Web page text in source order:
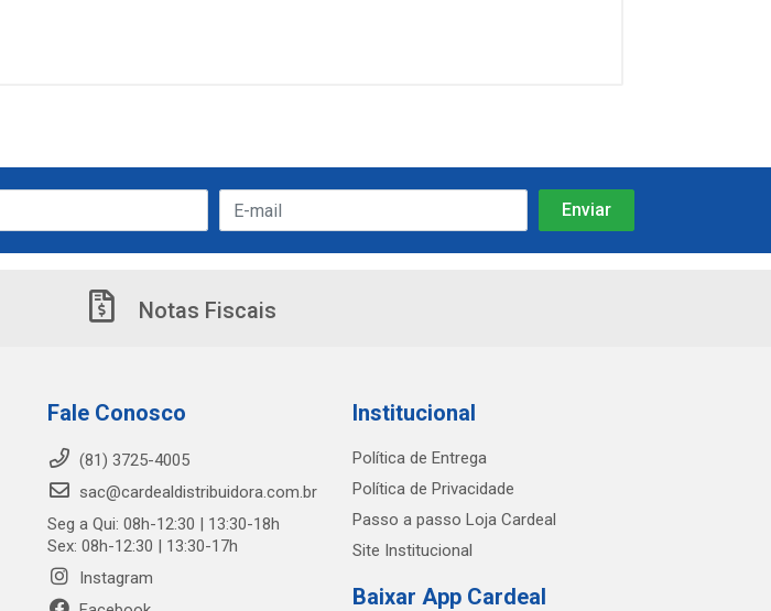
Notas Fiscais
Fale Conosco
(81) 3725-4005
sac@cardealdistribuidora.com.br
Seg a Qui: 08h-12:30 | 13:30-18h
Sex: 08h-12:30 | 13:30-17h
Instagram
Institucional
Política de Entrega
Política de Privacidade
Passo a passo Loja Cardeal
Site Institucional
Baixar App Cardeal